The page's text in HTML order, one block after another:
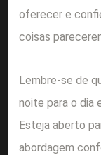
oferecer e
coisas
Lembre-se de
noite para o dia
Esteja aberto
abordagem